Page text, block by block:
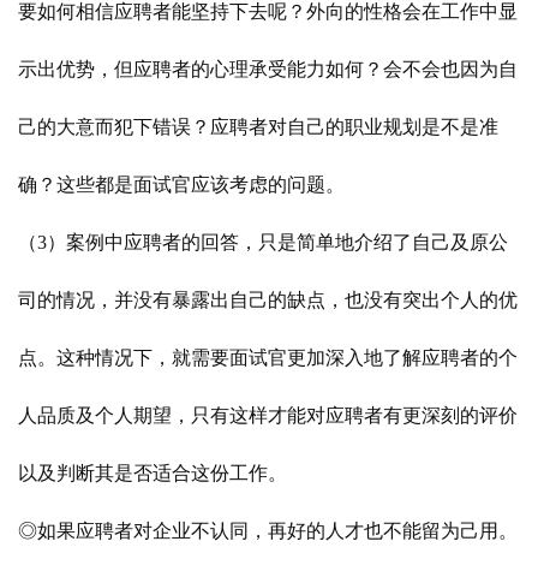
要如何相信应聘者能坚持下去呢？外向的性格会在工作中显
示出优势，但应聘者的心理承受能力如何？会不会也因为自
己的大意而犯下错误？应聘者对自己的职业规划是不是准
确？这些都是面试官应该考虑的问题。
（3）案例中应聘者的回答，只是简单地介绍了自己及原公
司的情况，并没有暴露出自己的缺点，也没有突出个人的优
点。这种情况下，就需要面试官更加深入地了解应聘者的个
人品质及个人期望，只有这样才能对应聘者有更深刻的评价
以及判断其是否适合这份工作。
◎如果应聘者对企业不认同，再好的人才也不能留为己用。